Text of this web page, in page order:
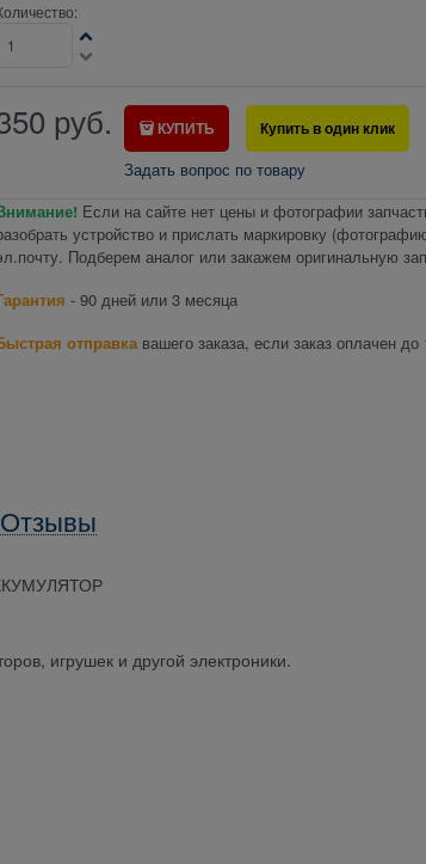
руб. КУПИТЬ Купить в один клик
Задать вопрос по товару
Если на сайте нет цены и фотографии
устройство и прислать маркировку
Подберем аналог или закажем оригинальную
- 90 дней или 3 месяца
отправкавашего заказа, если заказ оплачен до
Отзывы
игрушек и другой электроники.